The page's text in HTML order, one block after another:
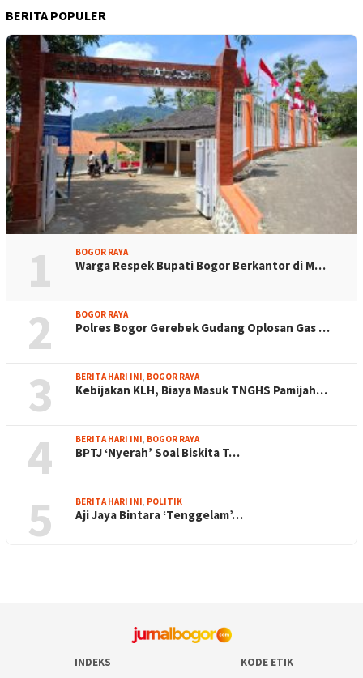
BERITA POPULER
1 BOGOR RAYA
Warga Respek Bupati Bogor Berkantor di M…
2 BOGOR RAYA
Polres Bogor Gerebek Gudang Oplosan Gas …
3 BERITA HARI INI, BOGOR RAYA
Kebijakan KLH, Biaya Masuk TNGHS Pamijah…
4 BERITA HARI INI, BOGOR RAYA
BPTJ ‘Nyerah’ Soal Biskita T…
5 BERITA HARI INI, POLITIK
Aji Jaya Bintara ‘Tenggelam’…
INDEKS KODE ETIK